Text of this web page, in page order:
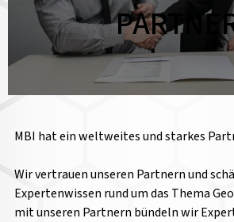
MBI hat ein weltweites und starkes
Wir vertrauen unseren Partnern und
Expertenwissen rund um das Thema
mit unseren Partnern bündeln wir